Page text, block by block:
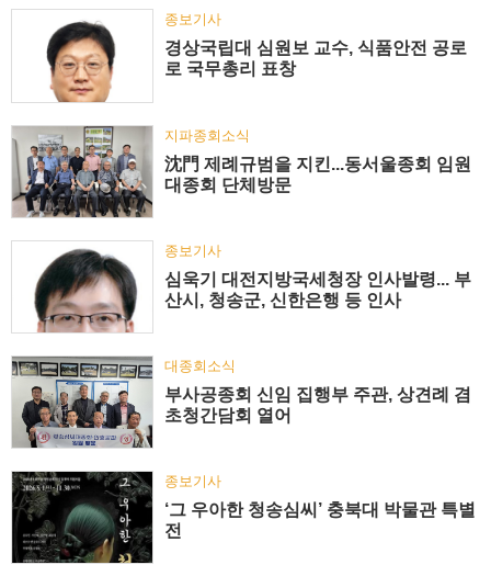
종보기사
경상국립대 심원보 교수, 식품안전 공로
로 국무총리 표창
지파종회소식
沈門 제례규범을 지킨...동서울종회 임원
대종회 단체방문
종보기사
심욱기 대전지방국세청장 인사발령... 부
산시, 청송군, 신한은행 등 인사
대종회소식
부사공종회 신임 집행부 주관, 상견례 겸
초청간담회 열어
종보기사
‘그 우아한 청송심씨’ 충북대 박물관 특별
전